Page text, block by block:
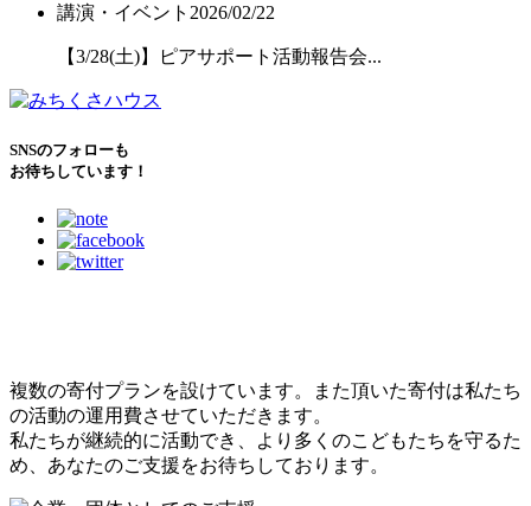
講演・イベント 2026/02/22
【3/28(土)】ピアサポート活動報告会...
SNSのフォローも
お待ちしています！
複数の寄付プランを設けています。また頂いた寄付は私たち
の活動の運用費させていただきます。
私たちが継続的に活動でき、より多くのこどもたちを守るた
め、あなたのご支援をお待ちしております。